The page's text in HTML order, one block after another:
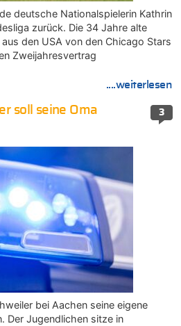
deutsche Nationalspielerin Kathrin
zurück. Die 34 Jahre alte
den USA von den Chicago Stars
Zweijahresvertrag
....weiterlesen
3
soll seine Oma
bei Aachen seine eigene
Der Jugendlichen sitze in